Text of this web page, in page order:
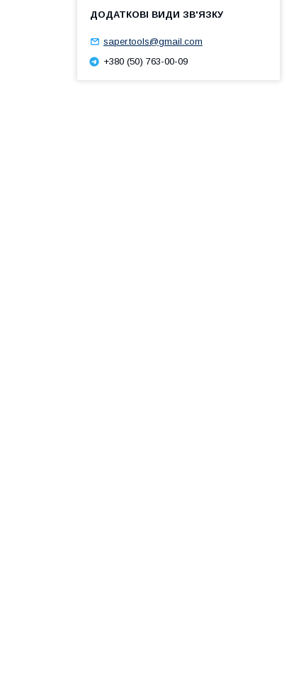
saper.tools@gmail.com
+380 (50) 763-00-09